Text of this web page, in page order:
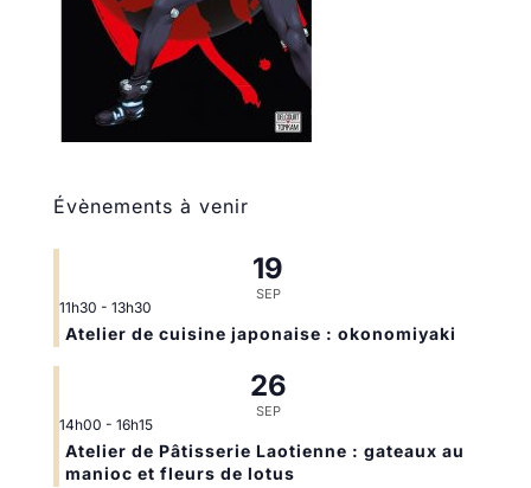
Évènements à venir
19
SEP
11h30 - 13h30
Atelier de cuisine japonaise : okonomiyaki
26
SEP
14h00 - 16h15
Atelier de Pâtisserie Laotienne : gateaux au
manioc et fleurs de lotus